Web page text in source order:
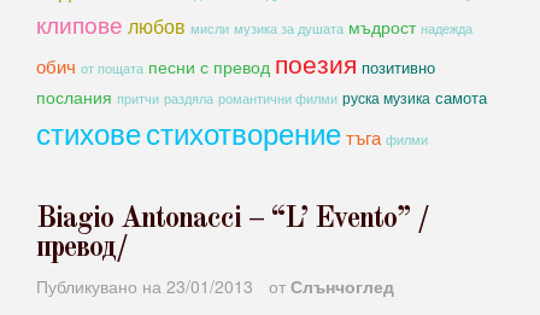
клипове любов мисли музика за душата мъдрост надежда
обич от пощата песни с превод поезия позитивно
послания притчи раздяла романтични филми руска музика самота
стиховестихотворениетъга филми
Biagio Antonacci – “L’ Evento” /
превод/
Публикувано на 23/01/2013 от Слънчоглед